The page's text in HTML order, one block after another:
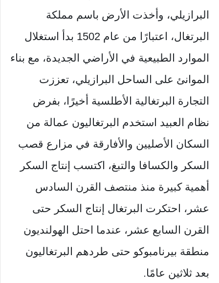
البرازيلي، وأخذت الأرض باسم مملكة
البرتغال، اعتبارًا من عام 1502 بدأ استغلال
الموارد الطبيعية في الأراضي الجديدة، مع بناء
الموانئ على الساحل البرازيلي، تعززت
التجارة البرتغالية الأطلسية أخيرًا، بفرض
نظام العبيد استخدم البرتغاليون عمالة من
السكان الأصليين والأفارقة في مزارع قصب
السكر والكسافا والتبغ، اكتسب إنتاج السكر
أهمية كبيرة منذ منتصف القرن السادس
عشر، احتكرت البرتغال إنتاج السكر حتى
القرن السابع عشر، عندما احتل الهولنديون
منطقة بيرنامبوكو حتى طردهم البرتغاليون
بعد ثلاثين عامًا.